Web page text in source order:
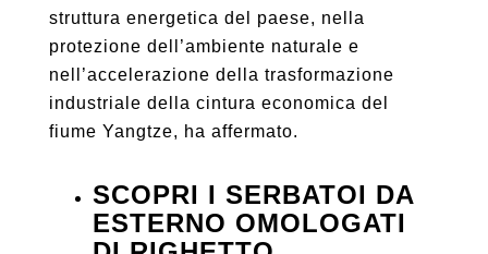
struttura energetica del paese, nella
protezione dell’ambiente naturale e
nell’accelerazione della trasformazione
industriale della cintura economica del
fiume Yangtze, ha affermato.
SCOPRI I SERBATOI DA
ESTERNO OMOLOGATI